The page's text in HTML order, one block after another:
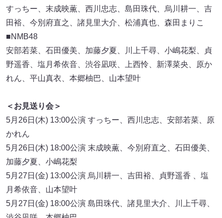
すっちー、末成映薫、西川忠志、島田珠代、烏川耕一、吉
田裕、今別府直之、諸見里大介、松浦真也、森田まりこ
■NMB48
安部若菜、石田優美、加藤夕夏、川上千尋、小嶋花梨、貞
野遥香、塩月希依音、渋谷凪咲、上西怜、新澤菜央、原か
れん、平山真衣、本郷柚巴、山本望叶
＜お見送り会＞
5月26日(木) 13:00公演 すっちー、西川忠志、安部若菜、原
かれん
5月26日(木) 18:00公演 末成映薫、今別府直之、石田優美、
加藤夕夏、小嶋花梨
5月27日(金) 13:00公演 烏川耕一、吉田裕、貞野遥香 、塩
月希依音、山本望叶
5月27日(金) 18:00公演 島田珠代、諸見里大介、川上千尋、